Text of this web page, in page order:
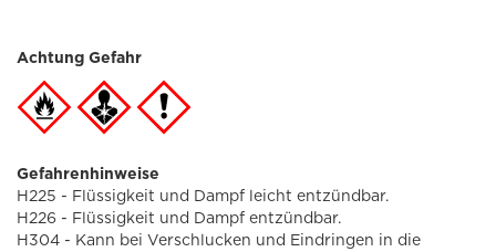
Achtung Gefahr
Gefahrenhinweise
H225 - Flüssigkeit und Dampf leicht entzündbar.
H226 - Flüssigkeit und Dampf entzündbar.
H304 - Kann bei Verschlucken und Eindringen in die